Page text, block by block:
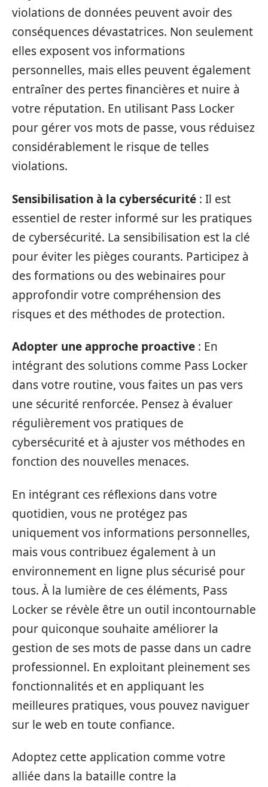
violations de données peuvent avoir des
conséquences dévastatrices. Non seulement
elles exposent vos informations
personnelles, mais elles peuvent également
entraîner des pertes financières et nuire à
votre réputation. En utilisant Pass Locker
pour gérer vos mots de passe, vous réduisez
considérablement le risque de telles
violations.
Sensibilisation à la cybersécurité : Il est
essentiel de rester informé sur les pratiques
de cybersécurité. La sensibilisation est la clé
pour éviter les pièges courants. Participez à
des formations ou des webinaires pour
approfondir votre compréhension des
risques et des méthodes de protection.
Adopter une approche proactive : En
intégrant des solutions comme Pass Locker
dans votre routine, vous faites un pas vers
une sécurité renforcée. Pensez à évaluer
régulièrement vos pratiques de
cybersécurité et à ajuster vos méthodes en
fonction des nouvelles menaces.
En intégrant ces réflexions dans votre
quotidien, vous ne protégez pas
uniquement vos informations personnelles,
mais vous contribuez également à un
environnement en ligne plus sécurisé pour
tous. À la lumière de ces éléments, Pass
Locker se révèle être un outil incontournable
pour quiconque souhaite améliorer la
gestion de ses mots de passe dans un cadre
professionnel. En exploitant pleinement ses
fonctionnalités et en appliquant les
meilleures pratiques, vous pouvez naviguer
sur le web en toute confiance.
Adoptez cette application comme votre
alliée dans la bataille contre la